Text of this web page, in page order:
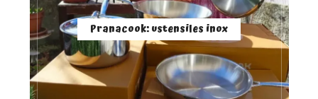
Pranacook: ustensiles inox